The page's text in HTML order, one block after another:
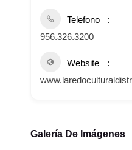
Telefono
956.326.3200
Website
Galería De Imágenes